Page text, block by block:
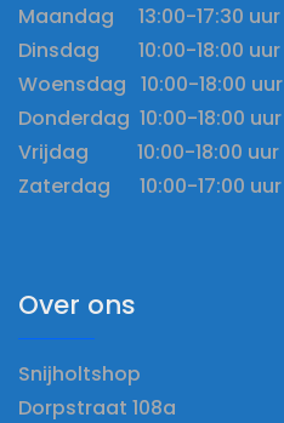
Maandag 13:00-17:30 uur
Dinsdag 10:00-18:00 uur
Woensdag 10:00-18:00 uur
Donderdag 10:00-18:00 uur
Vrijdag 10:00-18:00 uur
Zaterdag 10:00-17:00 uur
Over ons
Snijholtshop
Dorpstraat 108a